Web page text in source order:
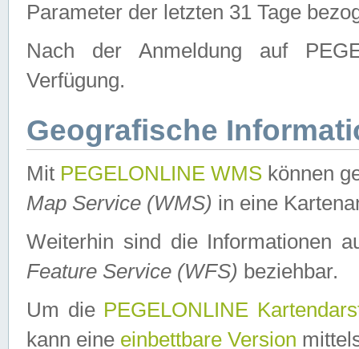
Parameter der letzten 31 Tage
Nach der Anmeldung auf
Verfügung.
Geografische
Mit PEGELONLINE WMS können
Map Service (WMS) in eine
Weiterhin sind die Informationen
Feature Service (WFS) beziehbar.
Um die PEGELONLINE
kann eine einbettbare Version